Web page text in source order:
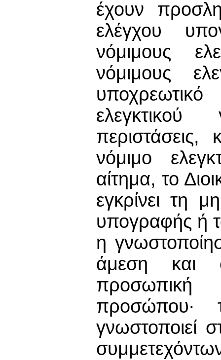
έχουν
ελέγχου
νόμιμους
νόμιμους
ελεγκτικού
νόμιμο
αίτημα, το
εγκρίνει τη
υπογραφής ή
η
άμεση και
προσωπική
προσώπου∙
γνωστοποιεί